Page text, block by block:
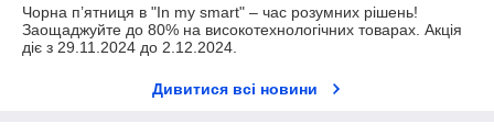
Чорна п’ятниця в "In my smart" – час розумних рішень!
Заощаджуйте до 80% на високотехнологічних товарах. Акція
діє з 29.11.2024 до 2.12.2024.
Дивитися всі новини